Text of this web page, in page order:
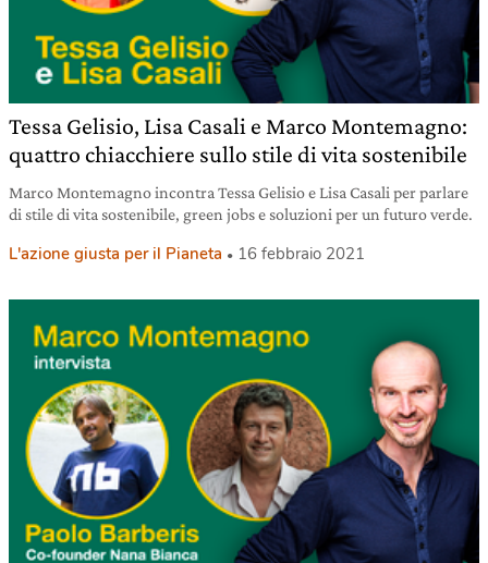
Tessa Gelisio, Lisa Casali e Marco Montemagno:
quattro chiacchiere sullo stile di vita sostenibile
Marco Montemagno incontra Tessa Gelisio e Lisa Casali per parlare
di stile di vita sostenibile, green jobs e soluzioni per un futuro verde.
L'azione giusta per il Pianeta 16 febbraio 2021